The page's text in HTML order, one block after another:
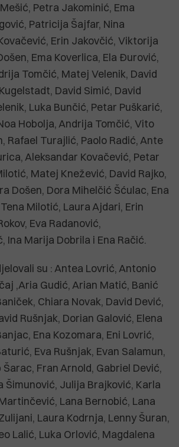
Petra Jakominić, Ema
Patricija Šajfar, Nina
Erin Jakovčić, Viktorija
Ema Koverlica, Ela Đurović,
Tomčić, Matej Velenik, David
David Simić, David
Luka Bunčić, Petar Puškarić,
Hobolja, Andrija Tomčić, Vito
Rafael Turajlić, Paolo Radić, Ante
Aleksandar Kovačević, Petar
Matej Knežević, David Rajko,
Došen, Dora Mihelčić Šćulac, Ena
Milotić, Laura Ajdari, Erin
Eva Radanović,
Ina Marija Dobrila i Ena Račić.
su : Antea Lovrić, Antonio
,Aria Gudić, Arian Matić, Banić
Chiara Novak, David Dević,
Rušnjak, Dorian Galović, Elena
Ena Kozomara, Eni Lovrić,
Eva Rušnjak, Evan Salamun,
Fran Arnold, Gabriel Dević,
Šimunović, Julija Brajković, Karla
Lana Bernobić, Lana
Laura Kodrnja, Lenny Šuran,
Lalić, Luka Orlović, Magdalena